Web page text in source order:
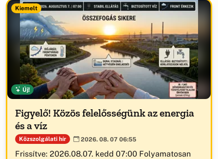
Kiemelt
Új!
Figyelő! Közös felelősségünk az energia
és a víz
Közszolgálati hír 2026. 08. 07 06:55
Frissítve: 2026.08.07. kedd 07:00 Folyamatosan